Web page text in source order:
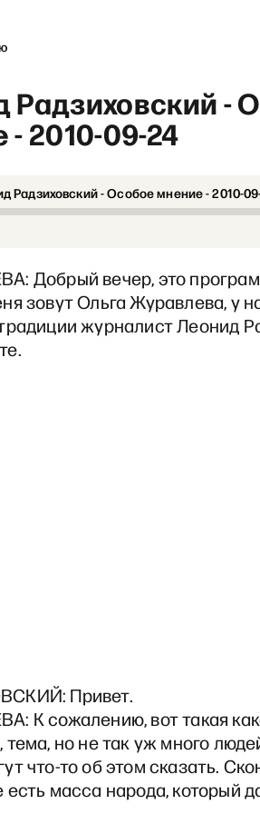
Радзиховский -
- 2010-09-24
Радзиховский - Особое мнение - 2010-
Добрый вечер, это
зовут Ольга Журавлева, у
журналист Леонид
Привет.
К сожалению, вот такая
но не так уж много
что-то об этом сказать.
есть масса народа, который
«Суть еды» с